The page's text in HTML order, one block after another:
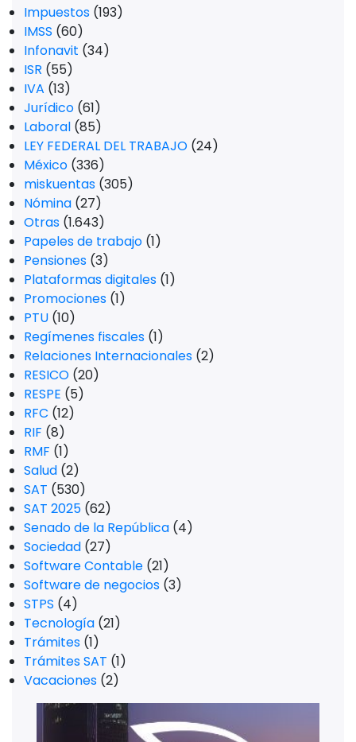
Impuestos (193)
IMSS (60)
Infonavit (34)
ISR (55)
IVA (13)
Jurídico (61)
Laboral (85)
LEY FEDERAL DEL TRABAJO (24)
México (336)
miskuentas (305)
Nómina (27)
Otras (1.643)
Papeles de trabajo (1)
Pensiones (3)
Plataformas digitales (1)
Promociones (1)
PTU (10)
Regímenes fiscales (1)
Relaciones Internacionales (2)
RESICO (20)
RESPE (5)
RFC (12)
RIF (8)
RMF (1)
Salud (2)
SAT (530)
SAT 2025 (62)
Senado de la República (4)
Sociedad (27)
Software Contable (21)
Software de negocios (3)
STPS (4)
Tecnología (21)
Trámites (1)
Trámites SAT (1)
Vacaciones (2)